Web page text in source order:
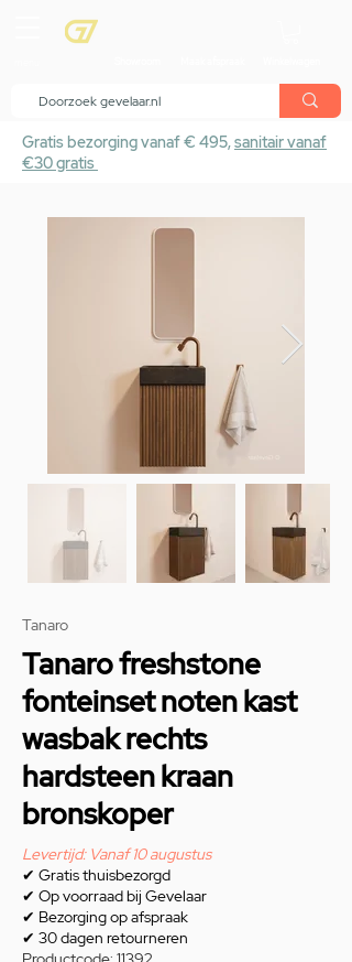
Gratis bezorging vanaf € 495,sanitair vanaf
€30 gratis
Tanaro
Tanaro freshstone
fonteinset noten kast
wasbak rechts
hardsteen kraan
bronskoper
Levertijd: Vanaf 10 augustus
✔ Gratis thuisbezorgd
✔ Op voorraad bij Gevelaar
✔ Bezorging op afspraak
✔ 30 dagen retourneren